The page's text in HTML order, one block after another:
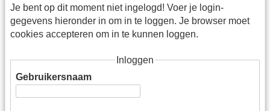
Je bent op dit moment niet ingelogd! Voer je login-
gegevens hieronder in om in te loggen. Je browser moet
cookies accepteren om in te kunnen loggen.
Inloggen
Gebruikersnaam